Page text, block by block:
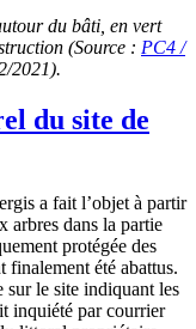
du bâti, en vert
(Source : PC4 /
2021).
du site de
a fait l’objet à partir
arbres dans la partie
protégée des
finalement été abattus.
sur le site indiquant les
inquiété par courrier